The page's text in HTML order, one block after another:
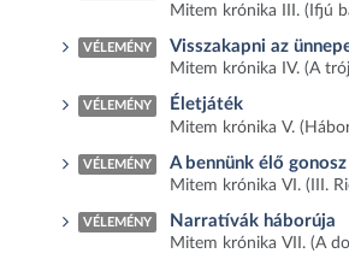
Mitem krónika III. (Ifjú
VÉLEMÉNY Visszakapni az
Mitem krónika IV. (A
VÉLEMÉNY Életjáték
Mitem krónika V.
VÉLEMÉNY A bennünk élő gonosz
Mitem krónika VI. (III.
VÉLEMÉNY Narratívák háborúja
Mitem krónika VII. (A